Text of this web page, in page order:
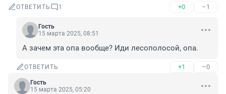
ОТВЕТИТЬ 1 +0 –1
Гость
15 марта 2025, 08:51
А зачем эта опа вообще? Иди лесополосой, опа.
ОТВЕТИТЬ +1 –0
Гость
15 марта 2025, 05:20